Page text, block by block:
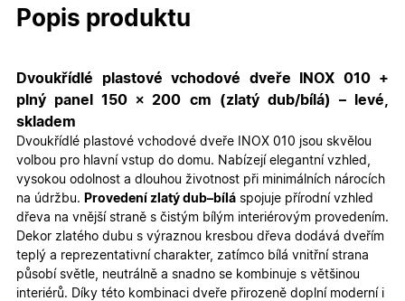
Popis produktu
Dvoukřídlé plastové vchodové dveře INOX 010 +
plný panel 150 × 200 cm (zlatý dub/bílá) – levé,
skladem
Dvoukřídlé plastové vchodové dveře INOX 010 jsou skvělou
volbou pro hlavní vstup do domu. Nabízejí elegantní vzhled,
vysokou odolnost a dlouhou životnost při minimálních nárocích
na údržbu. Provedení zlatý dub–bílá spojuje přírodní vzhled
dřeva na vnější straně s čistým bílým interiérovým provedením.
Dekor zlatého dubu s výraznou kresbou dřeva dodává dveřím
teplý a reprezentativní charakter, zatímco bílá vnitřní strana
působí světle, neutrálně a snadno se kombinuje s většinou
interiérů. Díky této kombinaci dveře přirozeně doplní moderní i